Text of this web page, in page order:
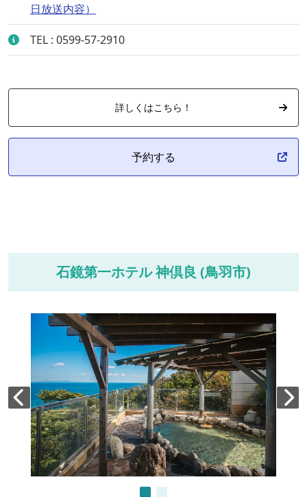
日放送内容）
TEL : 0599-57-2910
詳しくはこちら！
予約する
石鏡第一ホテル 神倶良 (鳥羽市)